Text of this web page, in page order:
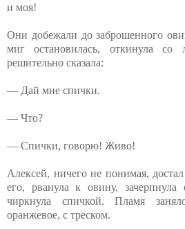
и моя!
Они добежали до заброшенного
миг остановилась, откинула
решительно сказала:
— Дай мне спички.
— Что?
— Спички, говорю! Живо!
Алексей, ничего не понимая,
его, рванула к овину,
чиркнула спичкой. Пламя
оранжевое, с треском.